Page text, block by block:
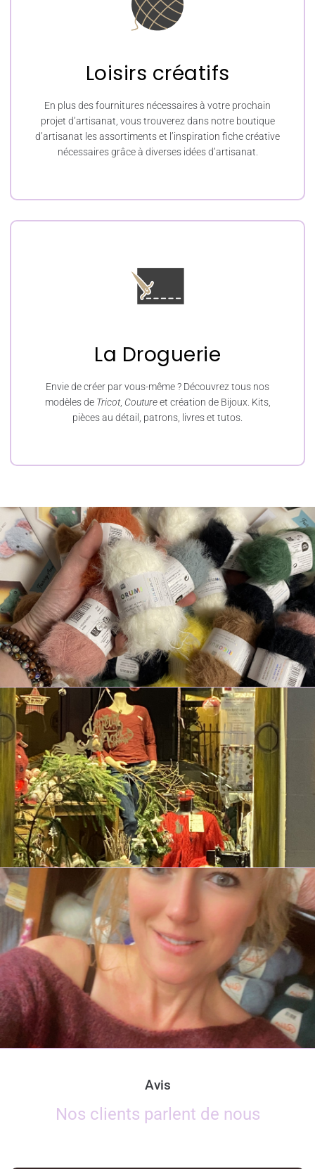
Loisirs créatifs
En plus des fournitures nécessaires à votre prochain
projet d’artisanat, vous trouverez dans notre boutique
d’artisanat les assortiments et l’inspiration fiche créative
nécessaires grâce à diverses idées d’artisanat.
La Droguerie
Envie de créer par vous-même ? Découvrez tous nos
modèles de Tricot, Coutureet création de Bijoux. Kits,
pièces au détail, patrons, livres et tutos.
Avis
Nos clients parlent de nous